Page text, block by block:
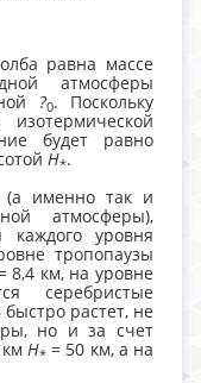
равна массе
атмосферы
?0. Поскольку
будет равно
H*.
(а именно так и
атмосферы),
уровня
тропопаузы
8,4 км, на уровне
серебристые
быстро растет, не
но и за счет
H*= 50 км, а на